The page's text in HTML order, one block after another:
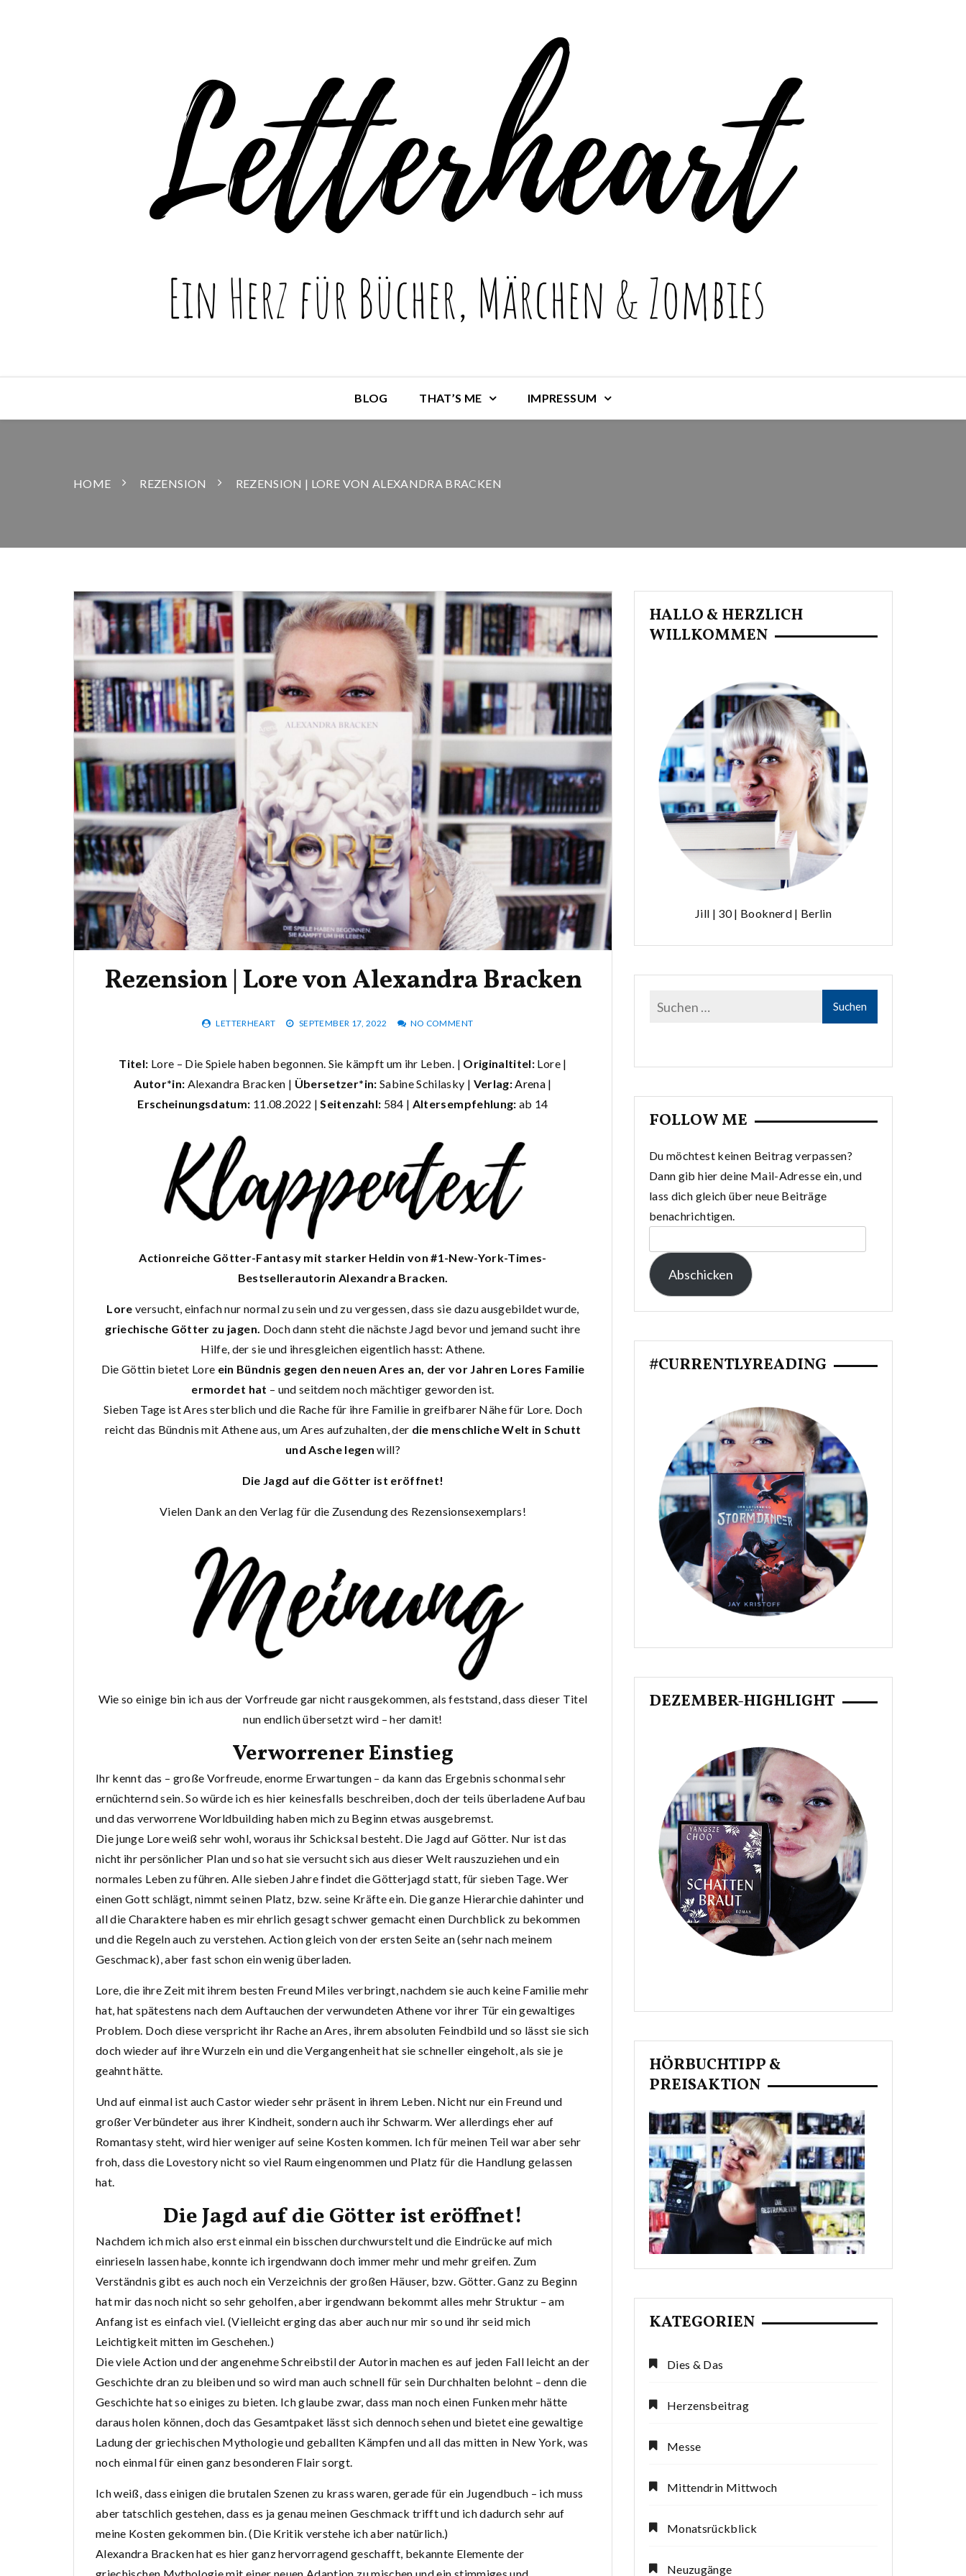
BLOG THAT’S ME IMPRESSUM
HOME REZENSION REZENSION | LORE VON ALEXANDRA BRACKEN
Rezension | Lore von Alexandra Bracken
LETTERHEART SEPTEMBER 17, 2022 NO COMMENT
Titel: Lore – Die Spiele haben begonnen. Sie kämpft um ihr Leben. | Originaltitel: Lore |
Autor*in: Alexandra Bracken | Übersetzer*in: Sabine Schilasky | Verlag: Arena |
Erscheinungsdatum: 11.08.2022 | Seitenzahl: 584 | Altersempfehlung: ab 14
Actionreiche Götter-Fantasy mit starker Heldin von #1-New-York-Times-
Bestsellerautorin Alexandra Bracken.
Lore versucht, einfach nur normal zu sein und zu vergessen, dass sie dazu ausgebildet wurde,
griechische Götter zu jagen. Doch dann steht die nächste Jagd bevor und jemand sucht ihre
Hilfe, der sie und ihresgleichen eigentlich hasst: Athene.
Die Göttin bietet Lore ein Bündnis gegen den neuen Ares an, der vor Jahren Lores Familie
ermordet hat – und seitdem noch mächtiger geworden ist.
Sieben Tage ist Ares sterblich und die Rache für ihre Familie in greifbarer Nähe für Lore. Doch
reicht das Bündnis mit Athene aus, um Ares aufzuhalten, der die menschliche Welt in Schutt
und Asche legen will?
Die Jagd auf die Götter ist eröffnet!
Vielen Dank an den Verlag für die Zusendung des Rezensionsexemplars!
Wie so einige bin ich aus der Vorfreude gar nicht rausgekommen, als feststand, dass dieser Titel
nun endlich übersetzt wird – her damit!
Verworrener Einstieg
Ihr kennt das – große Vorfreude, enorme Erwartungen – da kann das Ergebnis schonmal sehr
ernüchternd sein. So würde ich es hier keinesfalls beschreiben, doch der teils überladene Aufbau
und das verworrene Worldbuilding haben mich zu Beginn etwas ausgebremst.
Die junge Lore weiß sehr wohl, woraus ihr Schicksal besteht. Die Jagd auf Götter. Nur ist das
nicht ihr persönlicher Plan und so hat sie versucht sich aus dieser Welt rauszuziehen und ein
normales Leben zu führen. Alle sieben Jahre findet die Götterjagd statt, für sieben Tage. Wer
einen Gott schlägt, nimmt seinen Platz, bzw. seine Kräfte ein. Die ganze Hierarchie dahinter und
all die Charaktere haben es mir ehrlich gesagt schwer gemacht einen Durchblick zu bekommen
und die Regeln auch zu verstehen. Action gleich von der ersten Seite an (sehr nach meinem
Geschmack), aber fast schon ein wenig überladen.
Lore, die ihre Zeit mit ihrem besten Freund Miles verbringt, nachdem sie auch keine Familie mehr
hat, hat spätestens nach dem Auftauchen der verwundeten Athene vor ihrer Tür ein gewaltiges
Problem. Doch diese verspricht ihr Rache an Ares, ihrem absoluten Feindbild und so lässt sie sich
doch wieder auf ihre Wurzeln ein und die Vergangenheit hat sie schneller eingeholt, als sie je
geahnt hätte.
Und auf einmal ist auch Castor wieder sehr präsent in ihrem Leben. Nicht nur ein Freund und
großer Verbündeter aus ihrer Kindheit, sondern auch ihr Schwarm. Wer allerdings eher auf
Romantasy steht, wird hier weniger auf seine Kosten kommen. Ich für meinen Teil war aber sehr
froh, dass die Lovestory nicht so viel Raum eingenommen und Platz für die Handlung gelassen
hat.
Die Jagd auf die Götter ist eröffnet!
Nachdem ich mich also erst einmal ein bisschen durchwurstelt und die Eindrücke auf mich
einrieseln lassen habe, konnte ich irgendwann doch immer mehr und mehr greifen. Zum
Verständnis gibt es auch noch ein Verzeichnis der großen Häuser, bzw. Götter. Ganz zu Beginn
hat mir das noch nicht so sehr geholfen, aber irgendwann bekommt alles mehr Struktur – am
Anfang ist es einfach viel. (Vielleicht erging das aber auch nur mir so und ihr seid mich
Leichtigkeit mitten im Geschehen.)
Die viele Action und der angenehme Schreibstil der Autorin machen es auf jeden Fall leicht an der
Geschichte dran zu bleiben und so wird man auch schnell für sein Durchhalten belohnt – denn die
Geschichte hat so einiges zu bieten. Ich glaube zwar, dass man noch einen Funken mehr hätte
daraus holen können, doch das Gesamtpaket lässt sich dennoch sehen und bietet eine gewaltige
Ladung der griechischen Mythologie und geballten Kämpfen und all das mitten in New York, was
noch einmal für einen ganz besonderen Flair sorgt.
Ich weiß, dass einigen die brutalen Szenen zu krass waren, gerade für ein Jugendbuch – ich muss
aber tatschlich gestehen, dass es ja genau meinen Geschmack trifft und ich dadurch sehr auf
meine Kosten gekommen bin. (Die Kritik verstehe ich aber natürlich.)
Alexandra Bracken hat es hier ganz hervorragend geschafft, bekannte Elemente der
griechischen Mythologie mit einer neuen Adaption zu mischen und ein stimmiges und
HALLO & HERZLICH
WILLKOMMEN
Jill | 30 | Booknerd | Berlin
FOLLOW ME
Du möchtest keinen Beitrag verpassen?
Dann gib hier deine Mail-Adresse ein, und
lass dich gleich über neue Beiträge
benachrichtigen.
Mail-
Adresse:
Abschicken
#CURRENTLYREADING
DEZEMBER-HIGHLIGHT
HÖRBUCHTIPP &
PREISAKTION
KATEGORIEN
Dies & Das
Herzensbeitrag
Messe
Mittendrin Mittwoch
Monatsrückblick
Neuzugänge